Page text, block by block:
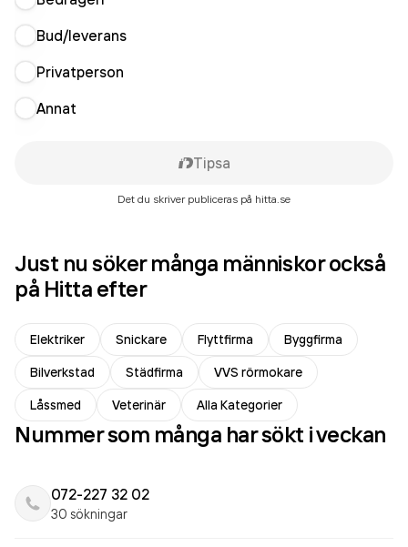
Bud/leverans
Privatperson
Annat
Tipsa
Det du skriver publiceras på hitta.se
Just nu söker många människor också
på Hitta efter
Elektriker Snickare Flyttfirma
Byggfirma
Bilverkstad
Städfirma
VVS rörmokare
Låssmed
Veterinär Alla Kategorier
Nummer som många har sökt i veckan
072-227 32 02
30 sökningar